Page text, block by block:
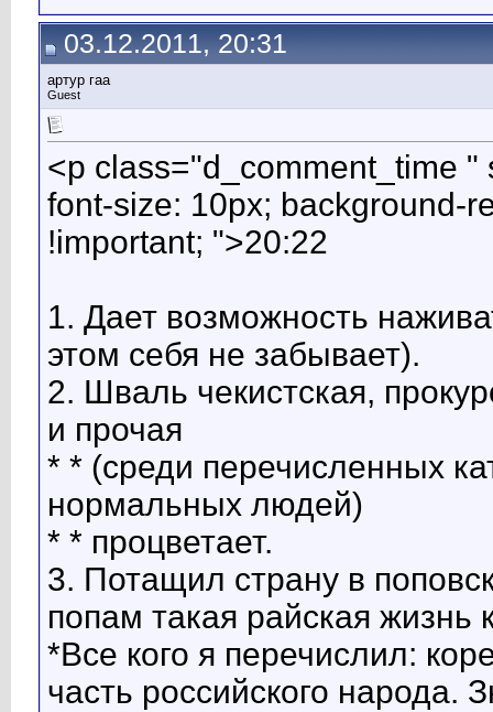
03.12.2011, 20:31
артур гаа
Guest
<p class="d_comment_time
font-size: 10px; background-
!important; ">20:22
1. Дает возможность
этом себя не забывает).
2. Шваль чекистская,
и прочая
* * (среди перечисленных
нормальных людей)
* * процветает.
3. Потащил страну в
попам такая райская жизнь
*Все кого я перечислил:
часть российского народа.